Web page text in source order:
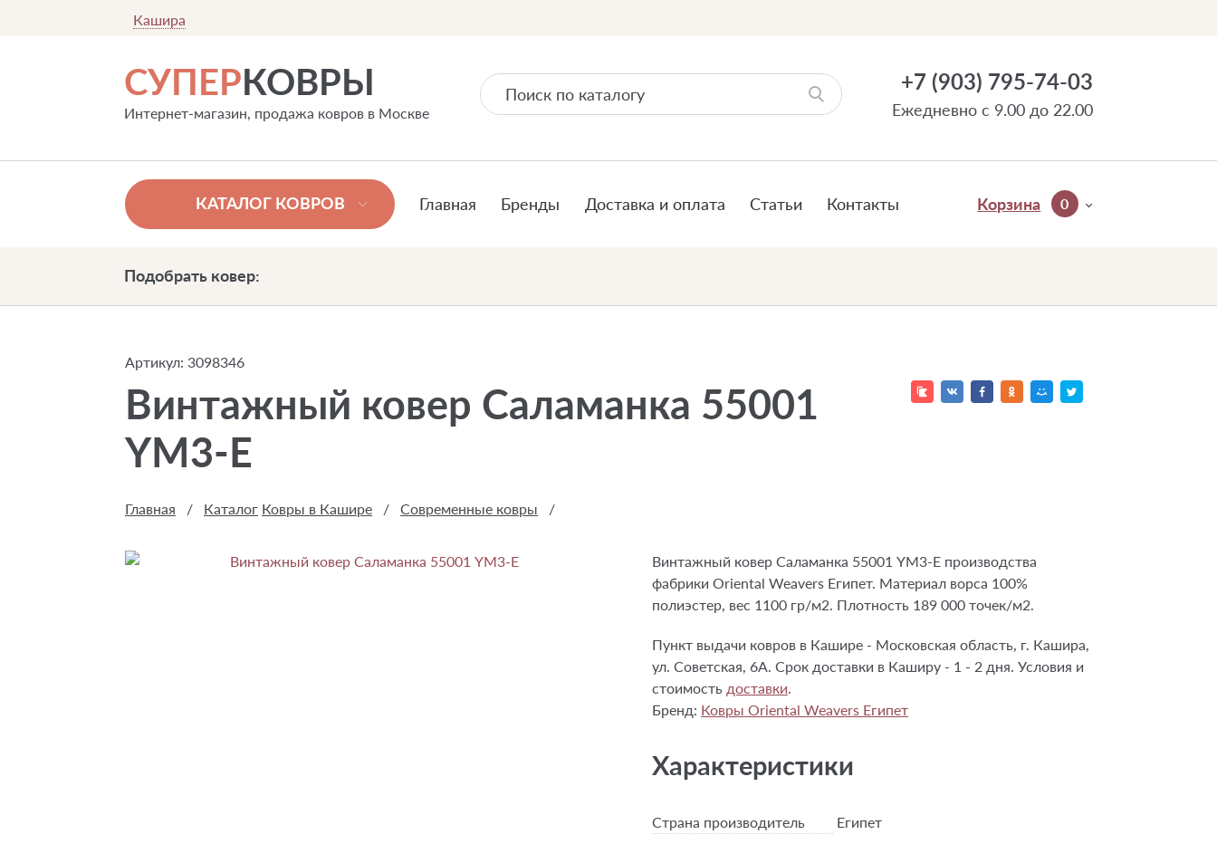
Кашира
СУПЕРКОВРЫ
Интернет-магазин, продажа ковров в Москве
+7 (903) 795-74-03
Ежедневно с 9.00 до 22.00
КАТАЛОГ КОВРОВ Главная Бренды Доставка и оплата Статьи Контакты Корзина 0
Подобрать ковер:
Артикул: 3098346
Винтажный ковер Саламанка 55001
YM3-E
Главная / Каталог Ковры в Кашире / Современные ковры /
Винтажный ковер Саламанка 55001 YM3-E производства
фабрики Oriental Weavers Египет. Материал ворса 100%
полиэстер, вес 1100 гр/м2. Плотность 189 000 точек/м2.
Пункт выдачи ковров в Кашире - Московская область, г. Кашира,
ул. Советская, 6А. Срок доставки в Каширу - 1 - 2 дня. Условия и
стоимость доставки
Бренд: Ковры Oriental Weavers Египет
Характеристики
Страна производитель
Египет